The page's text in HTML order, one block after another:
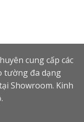
cung cấp các
tường đa dạng
Showroom. Kinh